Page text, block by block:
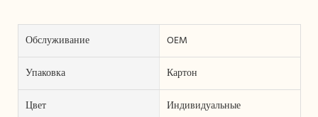
Обслуживание
OEM
Упаковка
Картон
Цвет
Индивидуальные